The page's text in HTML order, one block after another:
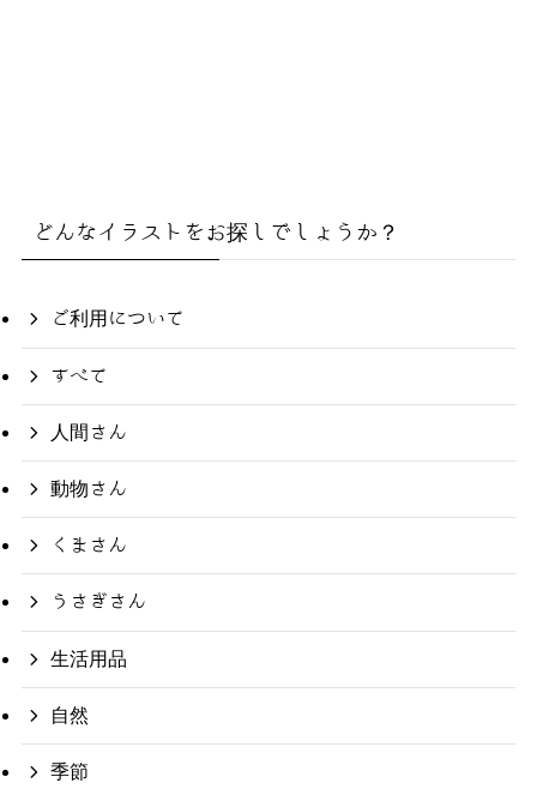
どんなイラストをお探しでしょうか？
ご利用について
すべて
人間さん
動物さん
くまさん
うさぎさん
生活用品
自然
季節